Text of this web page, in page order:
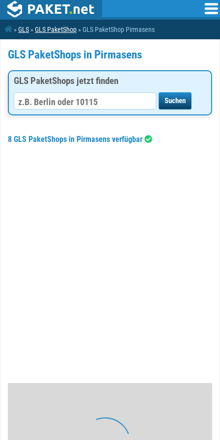
»GLS »GLS PaketShop » GLS PaketShop Pirmasens
GLS PaketShops in Pirmasens
GLS PaketShops jetzt finden
8 GLS PaketShops in Pirmasens verfügbar